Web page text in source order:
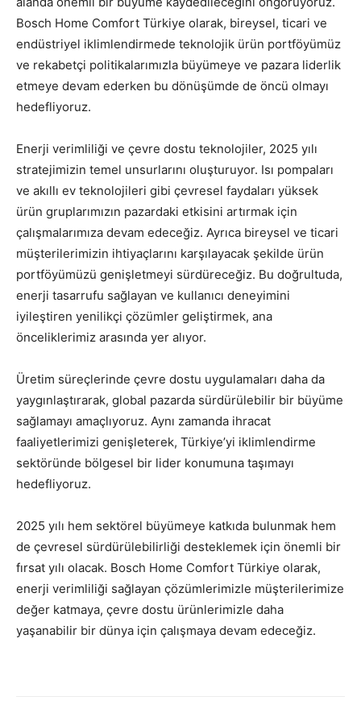
Bosch Home Comfort Türkiye olarak, bireysel, ticari ve
endüstriyel iklimlendirmede teknolojik ürün portföyümüz
ve rekabetçi politikalarımızla büyümeye ve pazara liderlik
etmeye devam ederken bu dönüşümde de öncü olmayı
hedefliyoruz.
Enerji verimliliği ve çevre dostu teknolojiler, 2025 yılı
stratejimizin temel unsurlarını oluşturuyor. Isı pompaları
ve akıllı ev teknolojileri gibi çevresel faydaları yüksek
ürün gruplarımızın pazardaki etkisini artırmak için
çalışmalarımıza devam edeceğiz. Ayrıca bireysel ve ticari
müşterilerimizin ihtiyaçlarını karşılayacak şekilde ürün
portföyümüzü genişletmeyi sürdüreceğiz. Bu doğrultuda,
enerji tasarrufu sağlayan ve kullanıcı deneyimini
iyileştiren yenilikçi çözümler geliştirmek, ana
önceliklerimiz arasında yer alıyor.
Üretim süreçlerinde çevre dostu uygulamaları daha da
yaygınlaştırarak, global pazarda sürdürülebilir bir büyüme
sağlamayı amaçlıyoruz. Aynı zamanda ihracat
faaliyetlerimizi genişleterek, Türkiye’yi iklimlendirme
sektöründe bölgesel bir lider konumuna taşımayı
hedefliyoruz.
2025 yılı hem sektörel büyümeye katkıda bulunmak hem
de çevresel sürdürülebilirliği desteklemek için önemli bir
fırsat yılı olacak. Bosch Home Comfort Türkiye olarak,
enerji verimliliği sağlayan çözümlerimizle müşterilerimize
değer katmaya, çevre dostu ürünlerimizle daha
yaşanabilir bir dünya için çalışmaya devam edeceğiz.